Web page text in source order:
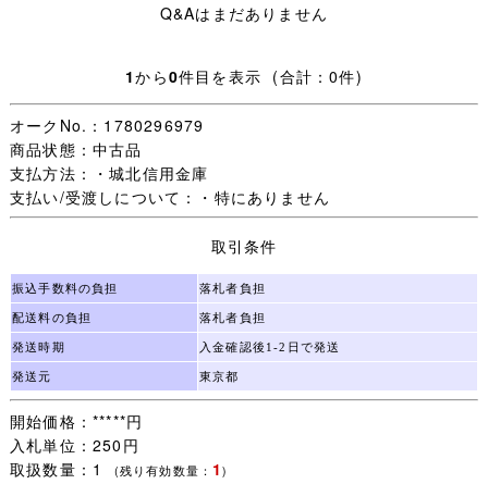
実寸サイズ/ 着丈約56cm、身幅約66cm、肩幅約48cm、
状態 / 特に問題なく着用可能です。
★記名のあるモザイクについて
女の子の苗字はオレンジ色、名前はピンク色、
男の子の苗字は青色、名前は水色のモザイクで加工してお
ります。
★ご要望にお応えし、シワの目立つ商品につきましては丁
寧にアイロンをかけ、できる限りシワを取った状態で出品
しております。
■配送方法■
①と②からお選びいただけます。
①クリックポスト（1品）
Q&Aはまだありません
1から0件目を表示 (合計：0件)
オークNo.：1780296979
商品状態：中古品
支払方法：・城北信用金庫
支払い/受渡しについて：・特にありません
取引条件
振込手数料の負担 落札者負担
配送料の負担 落札者負担
発送時期 入金確認後1-2日で発送
発送元 東京都
開始価格：*****円
入札単位：250円
取扱数量：1
(残り有効数量： 1)